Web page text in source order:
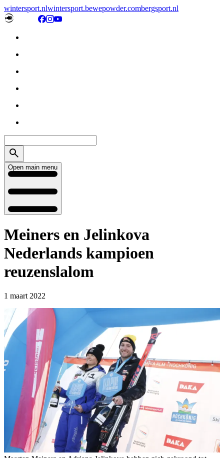
wintersport.nlwintersport.bewepowder.combergsport.nl
Open main menu
Meiners en Jelinkova
Nederlands kampioen
reuzenslalom
1 maart 2022